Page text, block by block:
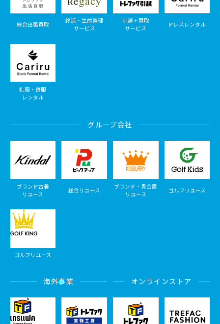
総合出張買取
終活・生前整理
サービス
引越＋買取
サービス
ドレスレンタル
礼服・喪服
レンタル
グループ会社
ブランド古着
リユース
総合リユース
ブランド・貴金属
リユース
ゴルフリユース
ゴルフリユース
海外事業 オンラインストア